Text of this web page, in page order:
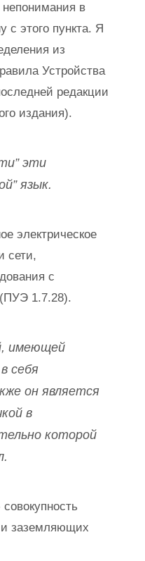
в
с этого пункта. Я
из
Устройства
редакции
издания).
эти
язык.
электрическое
сети,
с
1.7.28).
имеющей
себя
он является
в
которой
совокупность
и заземляющих